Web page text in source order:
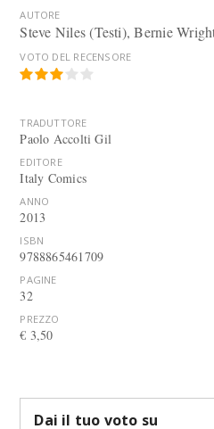
AUTORE
Steve Niles (Testi), Bernie
VOTO DEL RECENSORE
TRADUTTORE
Paolo Accolti Gil
EDITORE
Italy Comics
ANNO
2013
ISBN
9788865461709
PAGINE
32
PREZZO
€ 3,50
Dai il tuo voto su